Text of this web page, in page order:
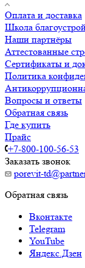
Оплата и доставка
Школа
Наши партнёры
Аттестованные
Сертификаты и
Политика
Вопросы и ответы
Обратная связь
Где купить
Прайс
+7-800-100-56-53
Заказать звонок
porevit-
Обратная связь
Вконтакте
Telegram
YouTube
Яндекс.Дзен